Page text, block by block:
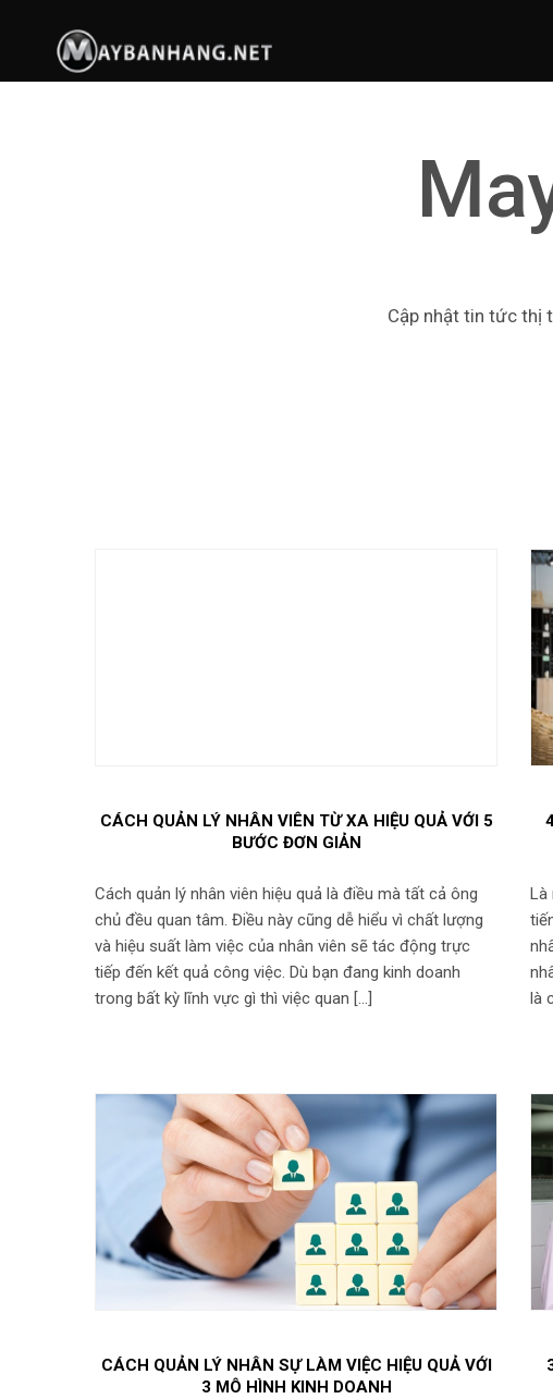
Cập nhật tin tức thị
CÁCH QUẢN LÝ NHÂN VIÊN TỪ XA HIỆU QUẢ VỚI 5
BƯỚC ĐƠN GIẢN
Cách quản lý nhân viên hiệu quả là điều mà tất cả ông
chủ đều quan tâm. Điều này cũng dễ hiểu vì chất lượng
và hiệu suất làm việc của nhân viên sẽ tác động trực
tiếp đến kết quả công việc. Dù bạn đang kinh doanh
trong bất kỳ lĩnh vực gì thì việc quan […]
Là
là
CÁCH QUẢN LÝ NHÂN SỰ LÀM VIỆC HIỆU QUẢ VỚI
3 MÔ HÌNH KINH DOANH